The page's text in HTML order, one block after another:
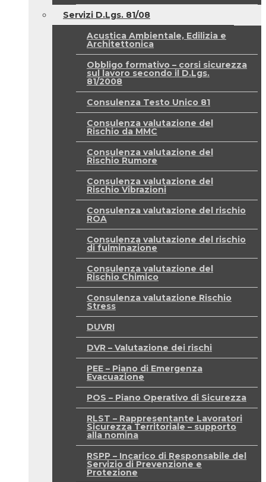
Servizi D.Lgs. 81/08
Acustica Ambientale, Edilizia e
Architettonica
Obbligo formativo – corsi sicurezza
sul lavoro secondo il D.Lgs.
81/2008
Consulenza Testo Unico 81
Consulenza valutazione del
Rischio da MMC
Consulenza valutazione del
Rischio Rumore
Consulenza valutazione del
Rischio Vibrazioni
Consulenza valutazione del rischio
ROA
Consulenza valutazione del rischio
di fulminazione
Consulenza valutazione del
Rischio Chimico
Consulenza valutazione Rischio
Stress
DUVRI
DVR – Valutazione dei rischi
PEE – Piano di Emergenza
Evacuazione
POS – Piano Operativo di Sicurezza
RLST – Rappresentante Lavoratori
Sicurezza Territoriale – supporto
alla nomina
RSPP – Incarico di Responsabile del
Servizio di Prevenzione e
Protezione